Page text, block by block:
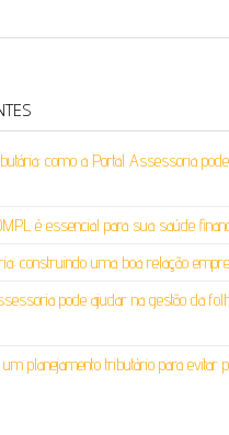
como a Portal Assessoria
é essencial para sua saúde
construindo uma boa relação
pode ajudar na gestão da
planejamento tributário para evitar